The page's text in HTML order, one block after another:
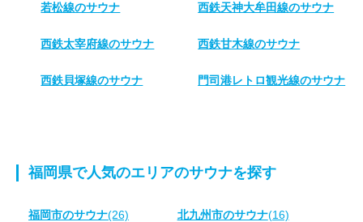
若松線のサウナ 西鉄天神大牟田線のサウナ
西鉄太宰府線のサウナ 西鉄甘木線のサウナ
西鉄貝塚線のサウナ 門司港レトロ観光線のサウナ
福岡県で人気のエリアのサウナを探す
福岡市のサウナ(26) 北九州市のサウナ(16)